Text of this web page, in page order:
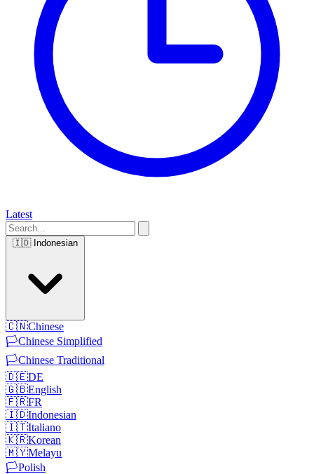
Latest
🇮🇩 Indonesian
🇨🇳Chinese
🏳️Chinese Simplified
🏳️Chinese Traditional
🇩🇪DE
🇬🇧English
🇫🇷FR
🇮🇩Indonesian
🇮🇹Italiano
🇰🇷Korean
🇲🇾Melayu
🏳️Polish